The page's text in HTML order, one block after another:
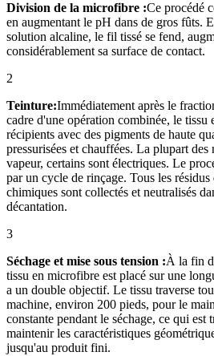
Division de la microfibre :Ce procédé
en augmentant le pH dans de gros fûts.
solution alcaline, le fil tissé se fend,
considérablement sa surface de contact.
2
Teinture:Immédiatement après le
cadre d'une opération combinée, le tissu
récipients avec des pigments de haute
pressurisées et chauffées. La plupart des
vapeur, certains sont électriques. Le
par un cycle de rinçage. Tous les
chimiques sont collectés et neutralisés
décantation.
3
Séchage et mise sous tension :À la fin
tissu en microfibre est placé sur une
a un double objectif. Le tissu traverse
machine, environ 200 pieds, pour le
constante pendant le séchage, ce qui est
maintenir les caractéristiques
jusqu'au produit fini.